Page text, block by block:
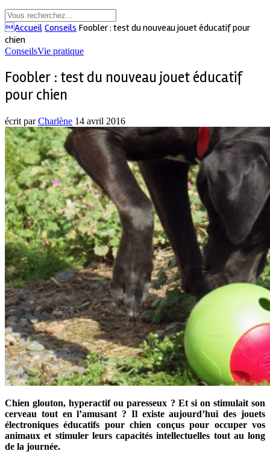
Accueil Conseils Foobler : test du nouveau jouet éducatif pour
chien
ConseilsVie pratique
Foobler : test du nouveau jouet éducatif
pour chien
écrit parCharlène 14 avril 2016
Chien glouton, hyperactif ou paresseux ? Et si on stimulait son
cerveau tout en l’amusant ? Il existe aujourd’hui des jouets
électroniques éducatifs pour chien conçus pour occuper vos
animaux et stimuler leurs capacités intellectuelles tout au long
de la journée.